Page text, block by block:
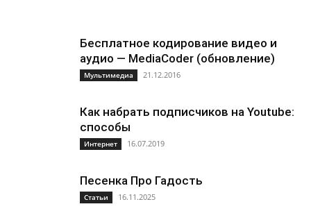
Бесплатное кодирование видео и
аудио — MediaCoder (обновление)
Мультимедиа 21.12.2016
Как набрать подписчиков на Youtube:
способы
Интернет 16.07.2019
Песенка Про Гадость
Статьи 16.11.2025